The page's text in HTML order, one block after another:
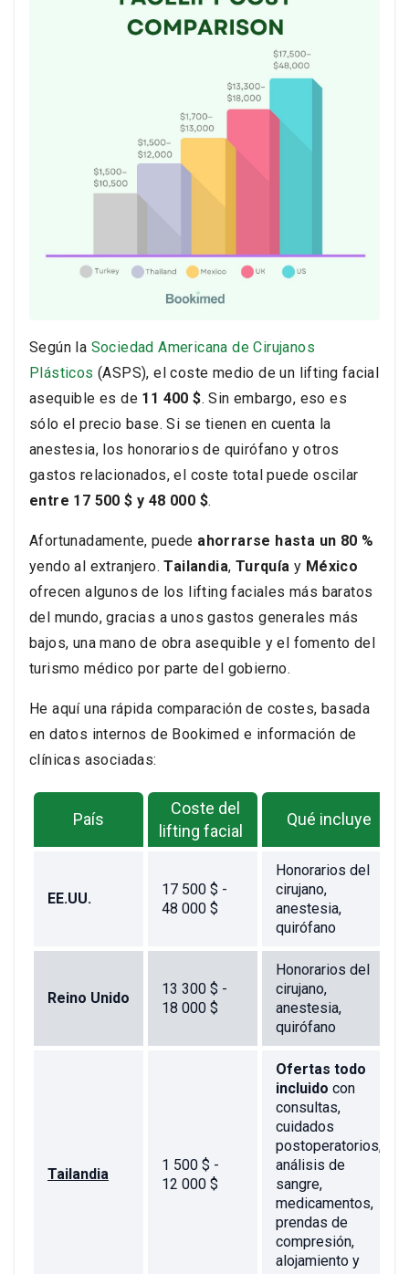
Según la Sociedad Americana de Cirujanos
Plásticos (ASPS), el coste medio de un lifting facial
asequible es de 11 400 $. Sin embargo, eso es
sólo el precio base. Si se tienen en cuenta la
anestesia, los honorarios de quirófano y otros
gastos relacionados, el coste total puede oscilar
entre 17 500 $ y 48 000 $.
Afortunadamente, puede ahorrarse hasta un 80 %
yendo al extranjero.Tailandia, Turquía y México
ofrecen algunos de los lifting faciales más baratos
del mundo, gracias a unos gastos generales más
bajos, una mano de obra asequible y el fomento del
turismo médico por parte del gobierno.
He aquí una rápida comparación de costes, basada
en datos internos de Bookimed e información de
clínicas asociadas:
País
Coste del
lifting facial
Qué incluye
EE.UU.
17 500 $ -
48 000 $
Honorarios del
cirujano,
anestesia,
quirófano
Reino Unido
13 300 $ -
18 000 $
Honorarios del
cirujano,
anestesia,
quirófano
Tailandia
1 500 $ -
12 000 $
Ofertas todo
incluido con
consultas,
cuidados
postoperatorios,
análisis de
sangre,
medicamentos,
prendas de
compresión,
alojamiento y